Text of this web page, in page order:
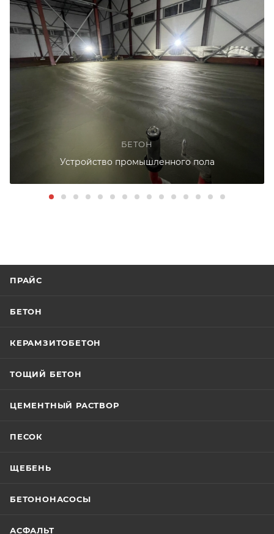
БЕТОН
Устройство промышленного пола
ПРАЙС
БЕТОН
КЕРАМЗИТОБЕТОН
ТОЩИЙ БЕТОН
ЦЕМЕНТНЫЙ РАСТВОР
ПЕСОК
ЩЕБЕНЬ
БЕТОНОНАСОСЫ
АСФАЛЬТ